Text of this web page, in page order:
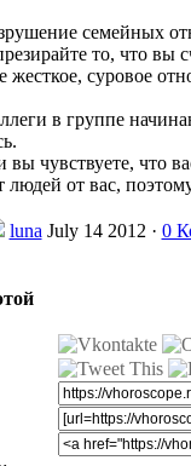
семейных
то, что вы
жесткое, суровое
в группе
вы чувствуете, что
людей от вас,
luna July 14 2012 · 0